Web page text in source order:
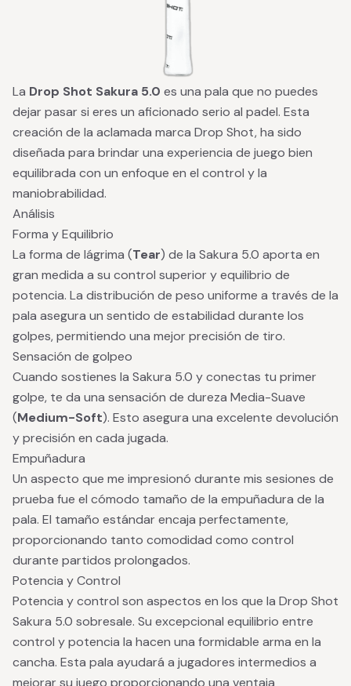
La Drop Shot Sakura 5.0 es una pala que no puedes
dejar pasar si eres un aficionado serio al padel. Esta
creación de la aclamada marca Drop Shot, ha sido
diseñada para brindar una experiencia de juego bien
equilibrada con un enfoque en el control y la
maniobrabilidad.
Análisis
Forma y Equilibrio
La forma de lágrima (Tear) de la Sakura 5.0 aporta en
gran medida a su control superior y equilibrio de
potencia. La distribución de peso uniforme a través de la
pala asegura un sentido de estabilidad durante los
golpes, permitiendo una mejor precisión de tiro.
Sensación de golpeo
Cuando sostienes la Sakura 5.0 y conectas tu primer
golpe, te da una sensación de dureza Media-Suave
(Medium-Soft). Esto asegura una excelente devolución
y precisión en cada jugada.
Empuñadura
Un aspecto que me impresionó durante mis sesiones de
prueba fue el cómodo tamaño de la empuñadura de la
pala. El tamaño estándar encaja perfectamente,
proporcionando tanto comodidad como control
durante partidos prolongados.
Potencia y Control
Potencia y control son aspectos en los que la Drop Shot
Sakura 5.0 sobresale. Su excepcional equilibrio entre
control y potencia la hacen una formidable arma en la
cancha. Esta pala ayudará a jugadores intermedios a
mejorar su juego proporcionando una ventaja